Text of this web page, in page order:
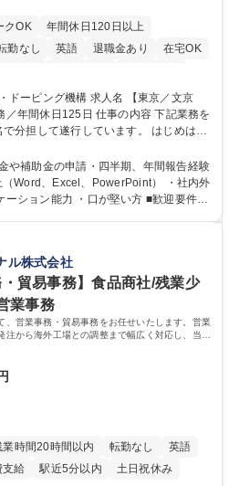
クOK
年間休日120日以上
勤なし 英語 退職金あり
在宅OK
構 求人名 【東京／文京
仕事の内容 下記業務を
分担して遂行しています。 はじめは担
ゆくゆくはリーダーやマネージャーポ
ます。 【総務・人事グルー
採用活動 ・教育研修の企画、実行 ・勤
定の会議運営（評議員会、理事会） ・
問合せ、相談対応 ・その他日常の総務
や補助金の申請・四半期、年間報告経験
（Word、Excel、PowerPoint） ・社内外
ン能力 ・口が堅い方 ■歓迎要件
ル株式会社
貿易事務】食品商社/残業少
業事務
、営業事務・貿易事務をお任せいたします。営業
から海外工場との調整まで幅広く対応し、当社
業時間20時間以内 転勤なし
英語
支給 駅近5分以内 土日祝休み